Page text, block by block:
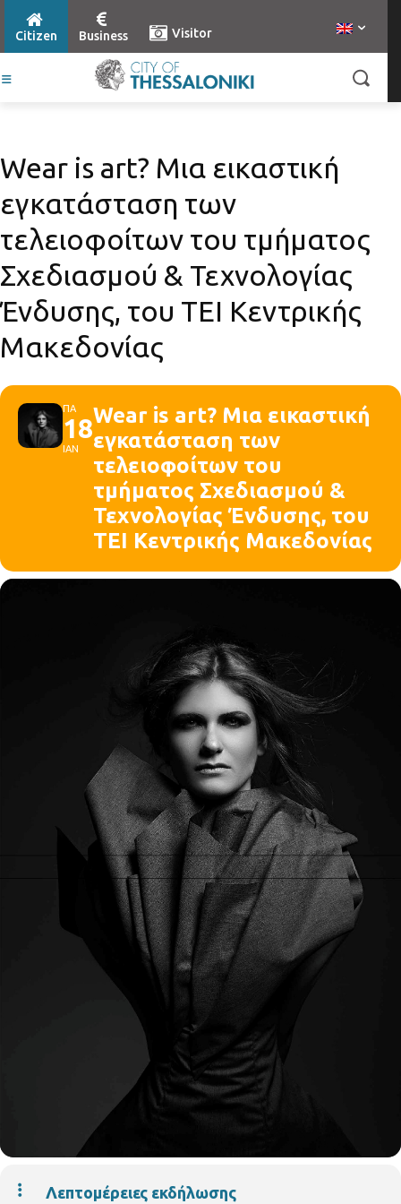
Citizen Business Visitor
Wear is art? Μια εικαστική
εγκατάσταση των
τελειοφοίτων του τμήματος
Σχεδιασμού & Τεχνολογίας
Ένδυσης, του ΤΕΙ Κεντρικής
Μακεδονίας
ΠΑ
18
ΙΑΝ
Wear is art? Μια εικαστική
εγκατάσταση των
τελειοφοίτων του
τμήματος Σχεδιασμού &
Τεχνολογίας Ένδυσης, του
ΤΕΙ Κεντρικής Μακεδονίας
Λεπτομέρειες εκδήλωσης